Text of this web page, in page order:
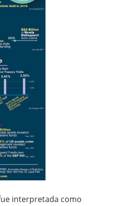
interpretada como